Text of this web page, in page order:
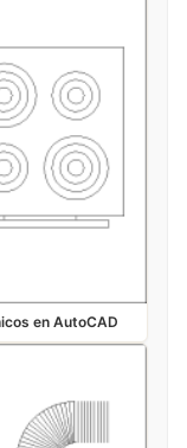
en AutoCAD